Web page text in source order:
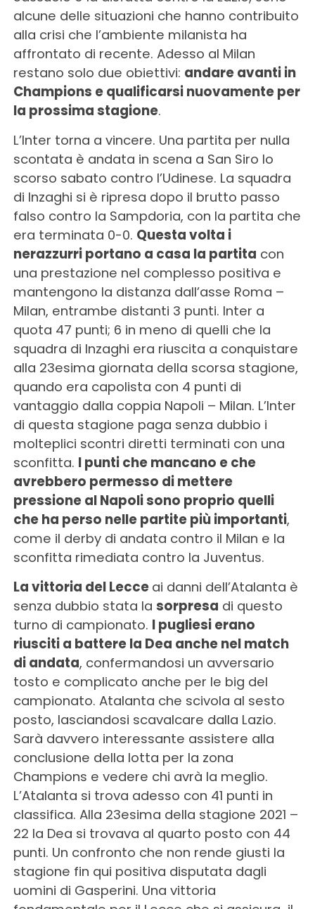
alcune delle situazioni che hanno contribuito
alla crisi che l’ambiente milanista ha
affrontato di recente. Adesso al Milan
restano solo due obiettivi: andare avanti in
Champions e qualificarsi nuovamente per
la prossima stagione.
L’Inter torna a vincere. Una partita per nulla
scontata è andata in scena a San Siro lo
scorso sabato contro l’Udinese. La squadra
di Inzaghi si è ripresa dopo il brutto passo
falso contro la Sampdoria, con la partita che
era terminata 0-0. Questa volta i
nerazzurri portano a casa la partita con
una prestazione nel complesso positiva e
mantengono la distanza dall’asse Roma –
Milan, entrambe distanti 3 punti. Inter a
quota 47 punti; 6 in meno di quelli che la
squadra di Inzaghi era riuscita a conquistare
alla 23esima giornata della scorsa stagione,
quando era capolista con 4 punti di
vantaggio dalla coppia Napoli – Milan. L’Inter
di questa stagione paga senza dubbio i
molteplici scontri diretti terminati con una
sconfitta. I punti che mancano e che
avrebbero permesso di mettere
pressione al Napoli sono proprio quelli
che ha perso nelle partite più importanti,
come il derby di andata contro il Milan e la
sconfitta rimediata contro la Juventus.
La vittoria del Lecce ai danni dell’Atalanta è
senza dubbio stata la sorpresa di questo
turno di campionato. I pugliesi erano
riusciti a battere la Dea anche nel match
di andata, confermandosi un avversario
tosto e complicato anche per le big del
campionato. Atalanta che scivola al sesto
posto, lasciandosi scavalcare dalla Lazio.
Sarà davvero interessante assistere alla
conclusione della lotta per la zona
Champions e vedere chi avrà la meglio.
L’Atalanta si trova adesso con 41 punti in
classifica. Alla 23esima della stagione 2021 –
22 la Dea si trovava al quarto posto con 44
punti. Un confronto che non rende giusti la
stagione fin qui positiva disputata dagli
uomini di Gasperini. Una vittoria